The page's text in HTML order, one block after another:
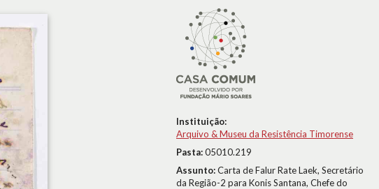
Instituição:
Arquivo & Museu da Resistência Timorense
Pasta:05010.219
Assunto:Carta de Falur Rate Laek, Secretário
da Região-2 para Konis Santana, Chefe do